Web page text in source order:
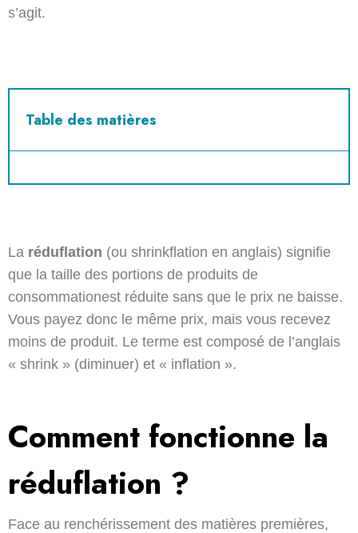
s’agit.
Table des matières
La réduflation (ou shrinkflation en anglais) signifie
que la taille des portions de produits de
consommationest réduite sans que le prix ne baisse.
Vous payez donc le même prix, mais vous recevez
moins de produit. Le terme est composé de l’anglais
« shrink » (diminuer) et « inflation ».
Comment fonctionne la
réduflation ?
Face au renchérissement des matières premières,